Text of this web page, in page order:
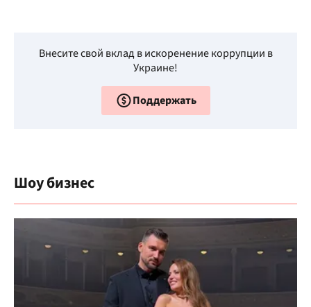
Внесите свой вклад в искоренение коррупции в
Украине!
Поддержать
Шоу бизнес